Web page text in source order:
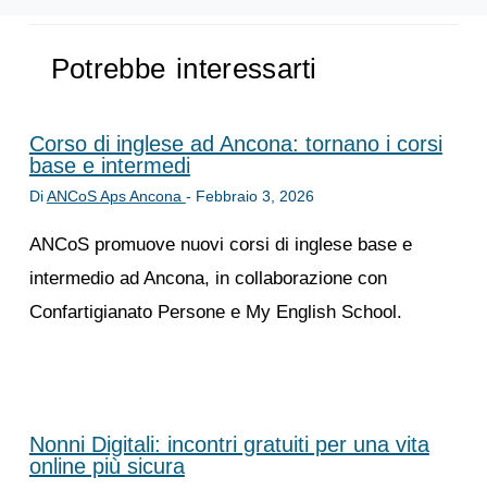
Potrebbe interessarti
Corso di inglese ad Ancona: tornano i corsi
base e intermedi
DiANCoS Aps Ancona - Febbraio 3, 2026
ANCoS promuove nuovi corsi di inglese base e
intermedio ad Ancona, in collaborazione con
Confartigianato Persone e My English School.
Nonni Digitali: incontri gratuiti per una vita
online più sicura